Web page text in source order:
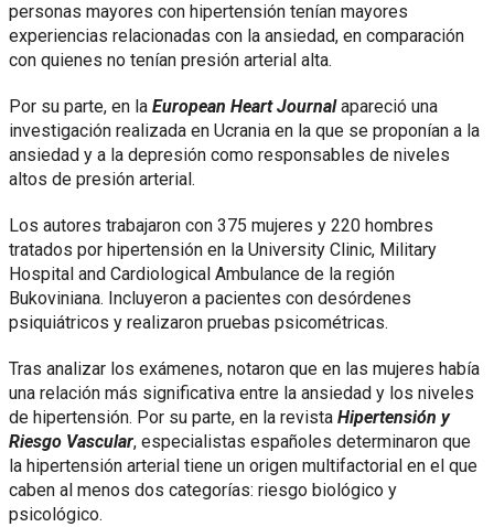
personas mayores con hipertensión tenían mayores
experiencias relacionadas con la ansiedad, en comparación
con quienes no tenían presión arterial alta.
Por su parte, en la European Heart Journalapareció una
investigación realizada en Ucrania en la que se proponían a la
ansiedad y a la depresión como responsables de niveles
altos de presión arterial.
Los autores trabajaron con 375 mujeres y 220 hombres
tratados por hipertensión en la University Clinic, Military
Hospital and Cardiological Ambulance de la región
Bukoviniana. Incluyeron a pacientes con desórdenes
psiquiátricos y realizaron pruebas psicométricas.
Tras analizar los exámenes, notaron que en las mujeres había
una relación más significativa entre la ansiedad y los niveles
de hipertensión. Por su parte, en la revista Hipertensión y
Riesgo Vascular, especialistas españoles determinaron que
la hipertensión arterial tiene un origen multifactorial en el que
caben al menos dos categorías: riesgo biológico y
psicológico.